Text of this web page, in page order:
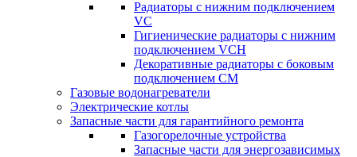
Радиаторы c нижним подключением
VC
Гигиенические радиаторы c нижним
подключением VCH
Декоративные радиаторы с боковым
подключением CM
Газовые водонагреватели
Электрические котлы
Запасные части для гарантийного ремонта
Газогорелочные устройства
Запасные части для энергозависимых